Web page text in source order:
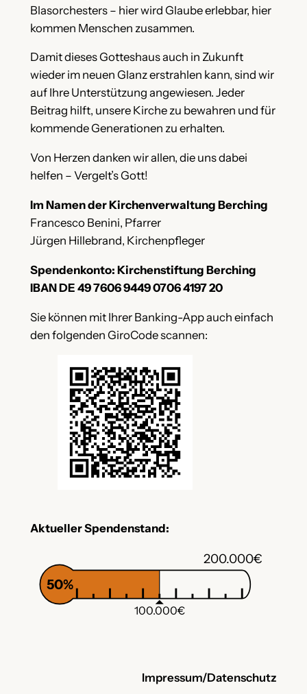
Blasorchesters – hier wird Glaube erlebbar, hier
kommen Menschen zusammen.
Damit dieses Gotteshaus auch in Zukunft
wieder im neuen Glanz erstrahlen kann, sind wir
auf Ihre Unterstützung angewiesen. Jeder
Beitrag hilft, unsere Kirche zu bewahren und für
kommende Generationen zu erhalten.
Von Herzen danken wir allen, die uns dabei
helfen – Vergelt’s Gott!
Im Namen der Kirchenverwaltung Berching
Francesco Benini, Pfarrer
Jürgen Hillebrand, Kirchenpfleger
Spendenkonto: Kirchenstiftung Berching
IBAN DE 49 7606 9449 0706 4197 20
Sie können mit Ihrer Banking-App auch einfach
den folgenden GiroCode scannen:
Aktueller Spendenstand:
200.000€
100.000€
50%
Impressum/Datenschutz